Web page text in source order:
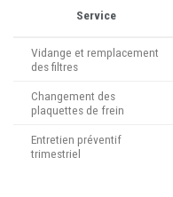
Service
Vidange et remplacement
des filtres
Changement des
plaquettes de frein
Entretien préventif
trimestriel